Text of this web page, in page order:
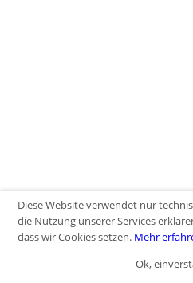
Diese Website verwendet nur
die Nutzung unserer Services
dass wir Cookies setzen. Mehr
Ok,